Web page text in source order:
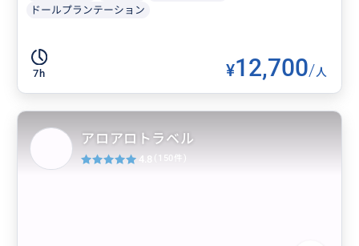
ドールプランテーション
7h ¥12,700/人
アロアロトラベル
4.8 (150件)